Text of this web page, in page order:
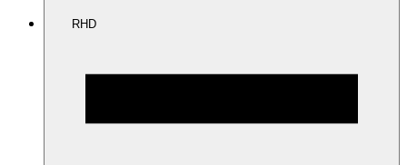
RHD